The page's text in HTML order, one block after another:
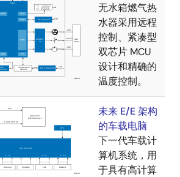
无水箱燃气热
水器采用远程
控制、紧凑型
双芯片 MCU
设计和精确的
温度控制。
未来 E/E 架构
的车载电脑
下一代车载计
算机系统，用
于具有高计算